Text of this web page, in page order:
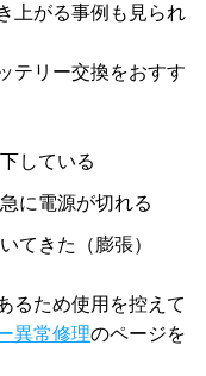
上がる事例も見られ
テリー交換をおすす
している
に電源が切れる
てきた（膨張）
るため使用を控えて
異常修理のページを